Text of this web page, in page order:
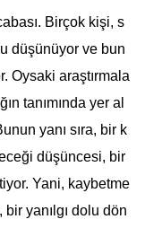
Birçok kişi, s
düşünüyor ve bun
Oysaki araştırmala
tanımında yer al
yanı sıra, bir k
düşüncesi, bir
Yani, kaybetme
yanılgı dolu dön